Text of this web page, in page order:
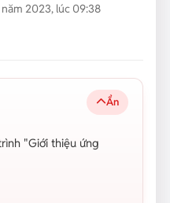
2023, lúc 09:38
Ẩn
"Giới thiệu ứng